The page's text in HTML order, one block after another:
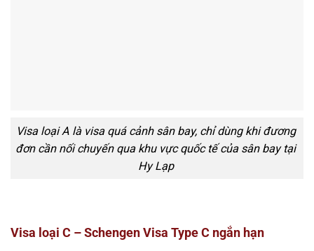
Visa loại A là visa quá cảnh sân bay, chỉ dùng khi đương
đơn cần nối chuyến qua khu vực quốc tế của sân bay tại
Hy Lạp
Visa loại C – Schengen Visa Type C ngắn hạn